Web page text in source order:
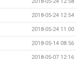
2018-05-24 12:54
2018-05-24 11:00
2018-05-14 08:56
2018-05-07 12:16